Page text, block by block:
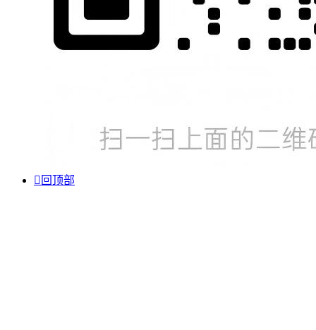
 回顶部